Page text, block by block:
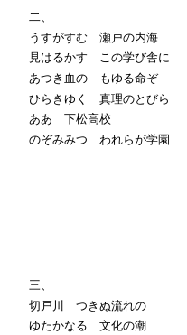
二、
うすがすむ 瀬戸の内海
見はるかす この学び舎に
あつき血の もゆる命ぞ
ひらきゆく 真理のとびら
ああ 下松高校
のぞみみつ われらが学園
三、
切戸川 つきぬ流れの
ゆたかなる 文化の潮